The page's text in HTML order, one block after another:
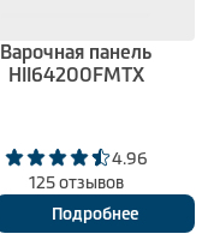
Варочная панель
HII64200FMTX
4.96
125 отзывов
Подробнее